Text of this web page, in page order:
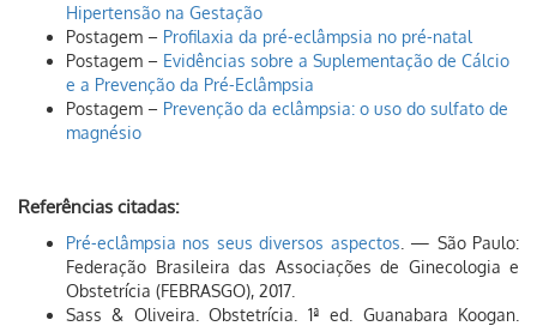
Hipertensão na Gestação
Postagem – Profilaxia da pré-eclâmpsia no pré-natal
Postagem – Evidências sobre a Suplementação de Cálcio
e a Prevenção da Pré-Eclâmpsia
Postagem – Prevenção da eclâmpsia: o uso do sulfato de
magnésio
Referências citadas:
Pré-eclâmpsia nos seus diversos aspectos . — São Paulo:
Federação Brasileira das Associações de Ginecologia e
Obstetrícia (FEBRASGO), 2017.
Sass & Oliveira. Obstetrícia. 1ª ed. Guanabara Koogan.